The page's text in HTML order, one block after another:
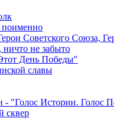
Советского Союза,
не забыто
День Победы"
славы
- "Голос Истории. Голос
сквер